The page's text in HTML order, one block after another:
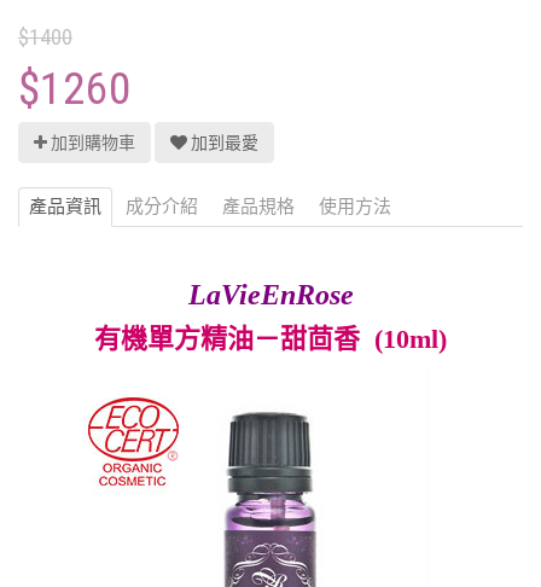
$1400
$1260
加到購物車 加到最愛
產品資訊 成分介紹 產品規格 使用方法
LaVieEnRose
有機單方精油－甜茴香 (10ml)